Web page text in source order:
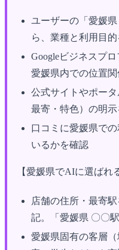
ユーザーの「愛媛
ら、業種と利用目的
Googleビジネスプ
愛媛県内での位置
公式サイトやポー
最寄・特色）の明
口コミに愛媛県で
いるかを確認
【愛媛県でAIに選ばれ
店舗の住所・最寄
記。「愛媛県 〇〇
愛媛県固有の客層